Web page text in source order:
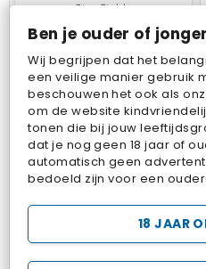
Ben je ouder of
Wij begrijpen dat het
een veilige manier gebruik
beschouwen het ook als
om de website
tonen die bij jouw
dat je nog geen 18 jaar of
automatisch geen
bedoeld zijn voor een
18 JAAR
Star Stable
Cake Merge 2